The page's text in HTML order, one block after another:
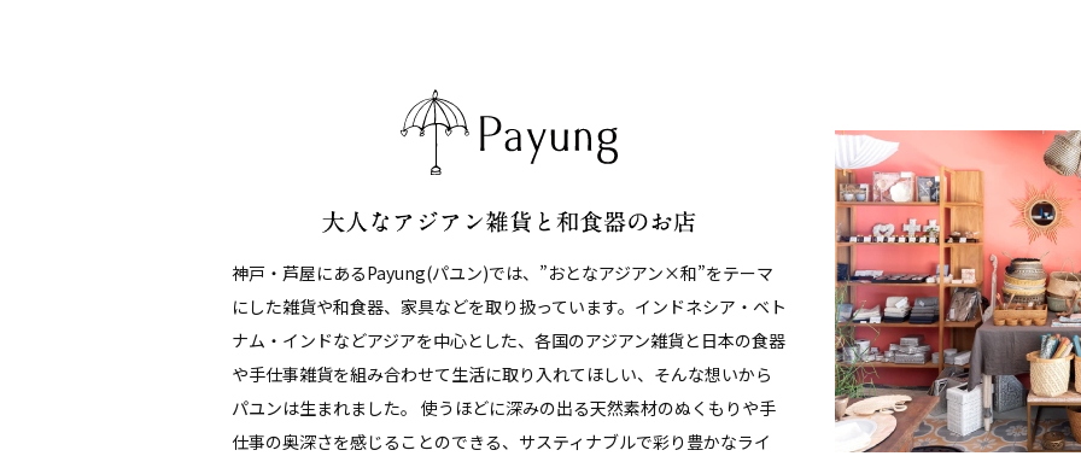
神戸・芦屋にあるPayung(パユン)では、”おとなアジアン×和”をテーマ
にした雑貨や和食器、家具などを取り扱っています。インドネシア・ベト
ナム・インドなどアジアを中心とした、各国のアジアン雑貨と日本の食器
や手仕事雑貨を組み合わせて生活に取り入れてほしい、そんな想いから
パユンは生まれました。 使うほどに深みの出る天然素材のぬくもりや手
仕事の奥深さを感じることのできる、サスティナブルで彩り豊かなライ